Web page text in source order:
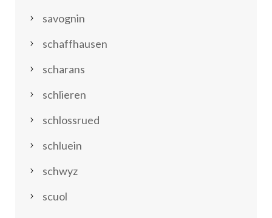
savognin
schaffhausen
scharans
schlieren
schlossrued
schluein
schwyz
scuol